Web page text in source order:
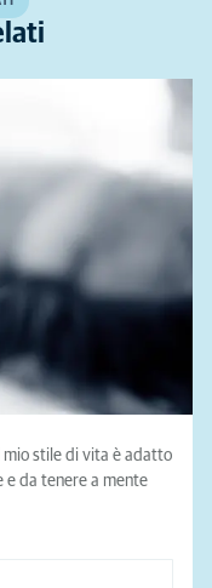
mio stile di vita è adatto
e da tenere a mente